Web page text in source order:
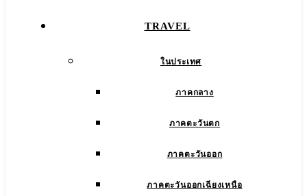
TRAVEL
ในประเทศ
ภาคกลาง
ภาคตะวันตก
ภาคตะวันออก
ภาคตะวันออกเฉียงเหนือ